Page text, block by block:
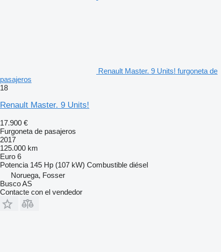
Renault Master. 9 Units! furgoneta de
pasajeros
18
Renault Master. 9 Units!
17.900 €
Furgoneta de pasajeros
2017
125.000 km
Euro 6
Potencia 145 Hp (107 kW) Combustible diésel
Noruega, Fosser
Busco AS
Contacte con el vendedor